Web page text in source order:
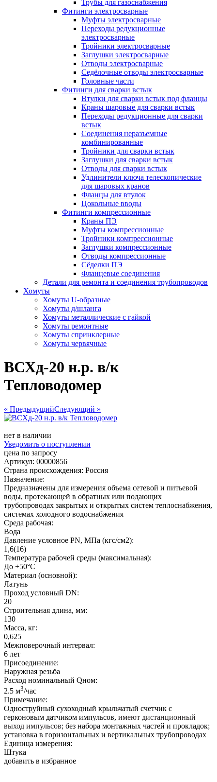
Трубы для газоснабжения
Фитинги электросварные
Муфты электросварные
Переходы редукционные
электросварные
Тройники электросварные
Заглушки электросварные
Отводы электросварные
Седёлочные отводы электросварные
Головные части
Фитинги для сварки встык
Втулки для сварки встык под фланцы
Краны шаровые для сварки встык
Переходы редукционные для сварки
встык
Соединения неразъемные
комбинированные
Тройники для сварки встык
Заглушки для сварки встык
Отводы для сварки встык
Удлинители ключа телескопические
для шаровых кранов
Фланцы для втулок
Цокольные вводы
Фитинги компрессионные
Краны ПЭ
Муфты компрессионные
Тройники компрессионные
Заглушки компрессионные
Отводы компрессионные
Сёделки ПЭ
Фланцевые соединения
Детали для ремонта и соединения трубопроводов
Хомуты
Хомуты U-образные
Хомуты д/шланга
Хомуты металлические с гайкой
Хомуты ремонтные
Хомуты спринклерные
Хомуты червячные
ВСХд-20 н.р. в/к
Тепловодомер
« ПредыдущийСледующий »
нет в наличии
Уведомить о поступлении
цена по запросу
Артикул: 00000856
Страна происхождения: Россия
Назначение:
Предназначены для измерения объема сетевой и питьевой
воды, протекающей в обратных или подающих
трубопроводах закрытых и открытых систем теплоснабжения,
системах холодного водоснабжения
Среда рабочая:
Вода
Давление условное PN, МПа (кгс/см2):
1,6(16)
Температура рабочей среды (максимальная):
До +50°С
Материал (основной):
Латунь
Проход условный DN:
20
Строительная длина, мм:
130
Масса, кг:
0,625
Межповерочный интервал:
6 лет
Присоединение:
Наружная резьба
Расход номинальный Qном:
2.5 м3/час
Примечание:
Одноструйный сухоходный крыльчатый счетчик с
герконовым датчиком импульсов, имеют дистанционный
выход импульсов; без набора монтажных частей и прокладок;
установка в горизонтальных и вертикальных трубопроводах
Единица измерения:
Штука
добавить в избранное